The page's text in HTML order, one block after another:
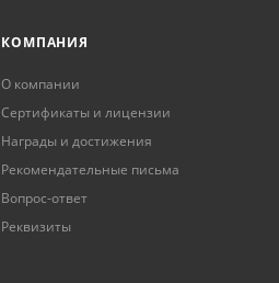
КОМПАНИЯ
О компании
Сертификаты и лицензии
Награды и достижения
Рекомендательные письма
Вопрос-ответ
Реквизиты